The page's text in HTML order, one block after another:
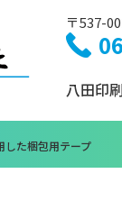
〒537-
八田印
した梱包用テープ